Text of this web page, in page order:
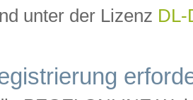
unter der Lizenz